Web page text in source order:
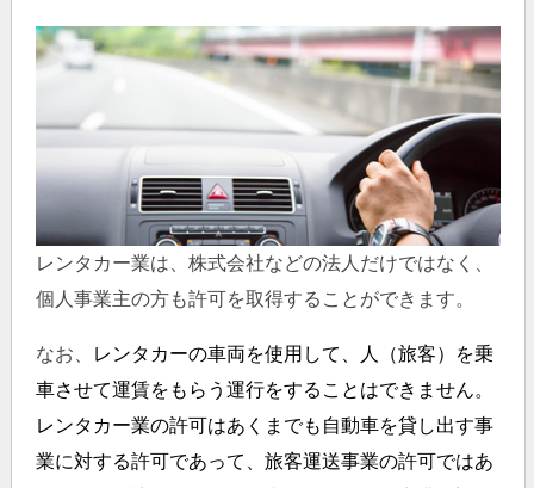
レンタカー業は、株式会社などの法人だけではなく、
個人事業主の方も許可を取得することができます。
なお、
レンタカーの車両を使用して、人（旅客）を乗
車させて運賃をもらう運行をすることはできません。
レンタカー業の許可はあくまでも自動車を貸し出す事
業に対する許可であって、旅客運送事業の許可ではあ